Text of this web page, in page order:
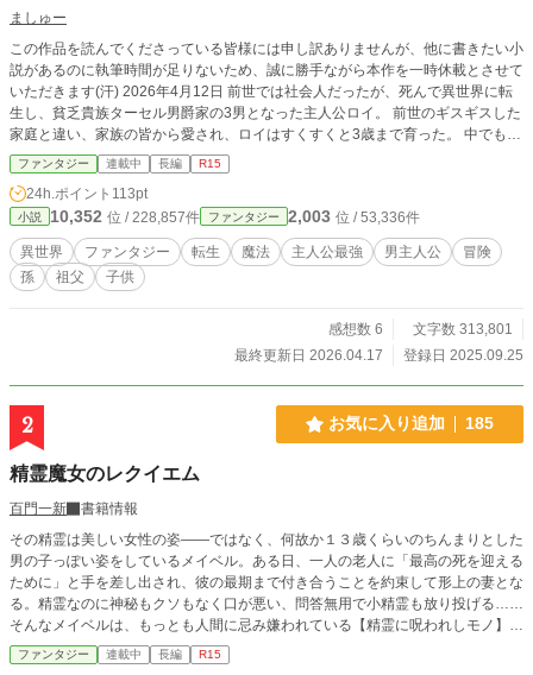
ましゅー
この作品を読んでくださっている皆様には申し訳ありませんが、他に書きたい小
説があるのに執筆時間が足りないため、誠に勝手ながら本作を一時休載とさせて
いただきます(汗) 2026年4月12日 前世では社会人だったが、死んで異世界に転
生し、貧乏貴族ターセル男爵家の3男となった主人公ロイ。 前世のギスギスした
家庭と違い、家族の皆から愛され、ロイはすくすくと3歳まで育った。 中でも、
毎日一緒に遊んでくれるじいじは爺馬鹿全開で、ロイもそんなじいじが大好き。
元将軍で「英雄」と呼ばれる最強のじいじの血を引いたロイは、じいじ達に見守
られながら、今日も楽しく最強な日々を過ごす。
ファンタジー 連載中 長編 R15
24h.ポイント 113pt
小説 10,352 位 / 228,857件 ファンタジー 2,003 位 / 53,336件
異世界 ファンタジー 転生 魔法 主人公最強 男主人公
冒険
孫
祖父 子供
感想数 6
文字数 313,801
最終更新日 2026.04.17
登録日 2025.09.25
2 お気に入り追加 185
精霊魔女のレクイエム
百門一新
書籍情報
その精霊は美しい女性の姿――ではなく、何故か１３歳くらいのちんまりとした
男の子っぽい姿をしているメイベル。ある日、一人の老人に「最高の死を迎える
ために」と手を差し出され、彼の最期まで付き合うことを約束して形上の妻とな
る。精霊なのに神秘もクソもなく口が悪い、問答無用で小精霊も放り投げる……
そんなメイベルは、もっとも人間に忌み嫌われている【精霊に呪われしモノ】で
／精霊のある賑やかな暮らしが始まった老人と、人間と関わりを持つ暮らしが始
まったメイベル。 ※小説家になろう様にも掲載しております。 ※2020/8/25※
ファンタジー 連載中 長編 R15